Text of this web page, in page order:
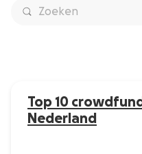
Top 10
Nederland